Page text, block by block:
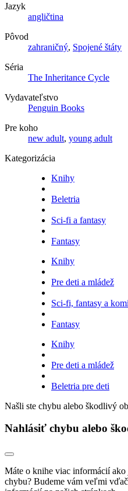
Jazyk
angličtina
Pôvod
zahraničný, Spojené štáty
Séria
The Inheritance Cycle
Vydavateľstvo
Penguin Books
Pre koho
new adult, young adult
Kategorizácia
Knihy
Beletria
Sci-fi a fantasy
Fantasy
Knihy
Pre deti a mládež
Sci-fi, fantasy a
Fantasy
Knihy
Pre deti a mládež
Beletria pre deti
Našli ste chybu alebo škodlivý
Nahlásiť chybu alebo
Máte o knihe viac informácií ako
chybu? Budeme vám veľmi